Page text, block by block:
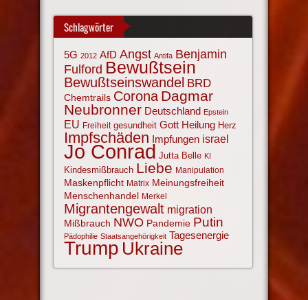
Schlagwörter
5G 2012 AfD Angst Antifa Benjamin
Fulford Bewußtsein
Bewußtseinswandel BRD
Chemtrails Corona Dagmar
Neubronner Deutschland Epstein
EU Freiheit gesundheit Gott Heilung Herz
Impfschäden Impfungen israel
Jo Conrad Jutta Belle KI
Kindesmißbrauch Liebe Manipulation
Maskenpflicht Matrix Meinungsfreiheit
Menschenhandel Merkel
Migrantengewalt migration
Mißbrauch NWO Pandemie Putin
Pädophilie Staatsangehörigkeit Tagesenergie
Trump Ukraine